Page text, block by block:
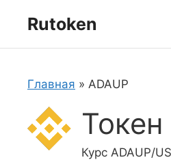
Rutoken
Главная » ADAUP
Токен
Курс ADAUP/